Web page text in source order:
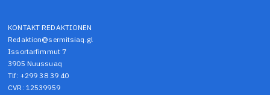
KONTAKT REDAKTIONEN
Redaktion@sermitsiaq.gl
Issortarfimmut 7
3905 Nuussuaq
Tlf: +299 38 39 40
CVR: 12539959